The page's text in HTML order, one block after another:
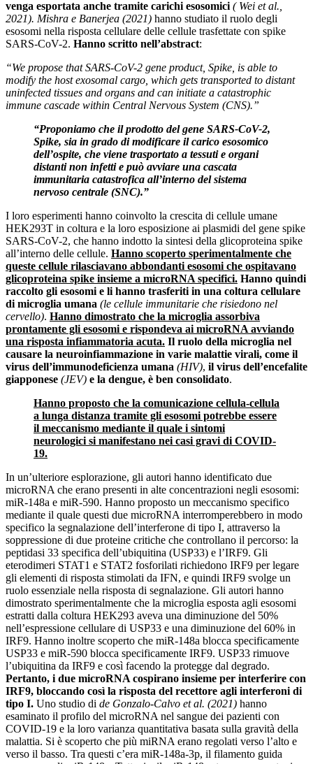
venga esportata anche tramite carichi esosomici ( Wei et al.,
2021). Mishra e Banerjea (2021) hanno studiato il ruolo degli
esosomi nella risposta cellulare delle cellule trasfettate con spike
SARS-CoV-2. Hanno scritto nell’abstract:
“We propose that SARS-CoV-2 gene product, Spike, is able to
modify the host exosomal cargo, which gets transported to distant
uninfected tissues and organs and can initiate a catastrophic
immune cascade within Central Nervous System (CNS).”
“Proponiamo che il prodotto del gene SARS-CoV-2,
Spike, sia in grado di modificare il carico esosomico
dell’ospite, che viene trasportato a tessuti e organi
distanti non infetti e può avviare una cascata
immunitaria catastrofica all’interno del sistema
nervoso centrale (SNC).”
I loro esperimenti hanno coinvolto la crescita di cellule umane
HEK293T in coltura e la loro esposizione ai plasmidi del gene spike
SARS-CoV-2, che hanno indotto la sintesi della glicoproteina spike
all’interno delle cellule. Hanno scoperto sperimentalmente che
queste cellule rilasciavano abbondanti esosomi che ospitavano
glicoproteina spike insieme a microRNA specifici. Hanno quindi
raccolto gli esosomi e li hanno trasferiti in una coltura cellulare
di microglia umana (le cellule immunitarie che risiedono nel
cervello). Hanno dimostrato che la microglia assorbiva
prontamente gli esosomi e rispondeva ai microRNA avviando
una risposta infiammatoria acuta. Il ruolo della microglia nel
causare la neuroinfiammazione in varie malattie virali, come il
virus dell’immunodeficienza umana (HIV), il virus dell’encefalite
giapponese (JEV) e la dengue, è ben consolidato.
Hanno proposto che la comunicazione cellula-cellula
a lunga distanza tramite gli esosomi potrebbe essere
il meccanismo mediante il quale i sintomi
neurologici si manifestano nei casi gravi di COVID-
19.
In un’ulteriore esplorazione, gli autori hanno identificato due
microRNA che erano presenti in alte concentrazioni negli esosomi:
miR-148a e miR-590. Hanno proposto un meccanismo specifico
mediante il quale questi due microRNA interromperebbero in modo
specifico la segnalazione dell’interferone di tipo I, attraverso la
soppressione di due proteine ​​critiche che controllano il percorso: la
peptidasi 33 specifica dell’ubiquitina (USP33) e l’IRF9. Gli
eterodimeri STAT1 e STAT2 fosforilati richiedono IRF9 per legare
gli elementi di risposta stimolati da IFN, e quindi IRF9 svolge un
ruolo essenziale nella risposta di segnalazione. Gli autori hanno
dimostrato sperimentalmente che la microglia esposta agli esosomi
estratti dalla coltura HEK293 aveva una diminuzione del 50%
nell’espressione cellulare di USP33 e una diminuzione del 60% in
IRF9. Hanno inoltre scoperto che miR-148a blocca specificamente
USP33 e miR-590 blocca specificamente IRF9. USP33 rimuove
l’ubiquitina da IRF9 e così facendo la protegge dal degrado.
Pertanto, i due microRNA cospirano insieme per interferire con
IRF9, bloccando così la risposta del recettore agli interferoni di
tipo I. Uno studio di de Gonzalo-Calvo et al. (2021) hanno
esaminato il profilo del microRNA nel sangue dei pazienti con
COVID-19 e la loro varianza quantitativa basata sulla gravità della
malattia. Si è scoperto che più miRNA erano regolati verso l’alto e
verso il basso. Tra questi c’era miR-148a-3p, il filamento guida